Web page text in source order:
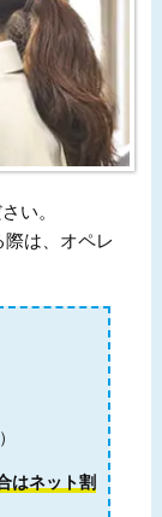
い。
は、オペレ
はネット割